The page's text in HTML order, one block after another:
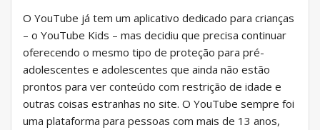
O YouTube já tem um aplicativo dedicado para crianças
– o YouTube Kids – mas decidiu que precisa continuar
oferecendo o mesmo tipo de proteção para pré-
adolescentes e adolescentes que ainda não estão
prontos para ver conteúdo com restrição de idade e
outras coisas estranhas no site. O YouTube sempre foi
uma plataforma para pessoas com mais de 13 anos,